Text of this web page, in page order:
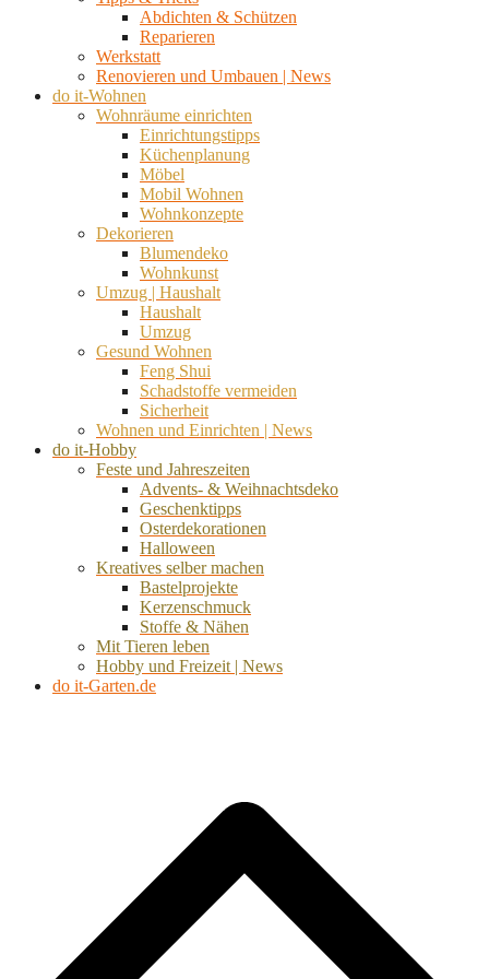
Abdichten & Schützen
Reparieren
Werkstatt
Renovieren und Umbauen | News
do it-Wohnen
Wohnräume einrichten
Einrichtungstipps
Küchenplanung
Möbel
Mobil Wohnen
Wohnkonzepte
Dekorieren
Blumendeko
Wohnkunst
Umzug | Haushalt
Haushalt
Umzug
Gesund Wohnen
Feng Shui
Schadstoffe vermeiden
Sicherheit
Wohnen und Einrichten | News
do it-Hobby
Feste und Jahreszeiten
Advents- & Weihnachtsdeko
Geschenktipps
Osterdekorationen
Halloween
Kreatives selber machen
Bastelprojekte
Kerzenschmuck
Stoffe & Nähen
Mit Tieren leben
Hobby und Freizeit | News
do it-Garten.de